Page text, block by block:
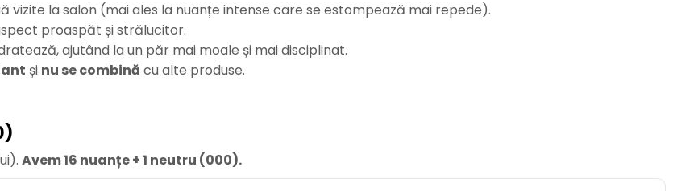
vizite la salon (mai ales la nuanțe intense care se estompează mai repede).
proaspăt și strălucitor.
ajutând la un păr mai moale și mai disciplinat.
și nu se combină cu alte produse.
Avem 16 nuanțe + 1 neutru (000).